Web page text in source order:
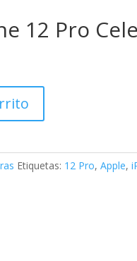
12 Pro
Etiquetas: 12 Pro, Apple,